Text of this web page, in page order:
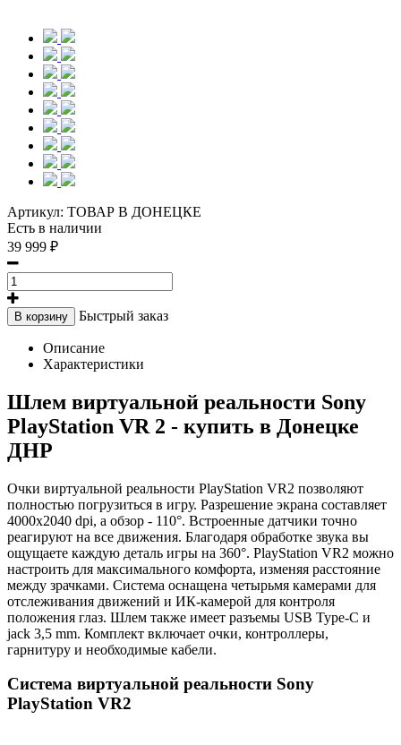
Артикул: ТОВАР В ДОНЕЦКЕ
Есть в наличии
39 999 ₽
В корзину Быстрый заказ
Описание
Характеристики
Шлем виртуальной реальности Sony
PlayStation VR 2 - купить в Донецке
ДНР
Очки виртуальной реальности PlayStation VR2 позволяют
полностью погрузиться в игру. Разрешение экрана составляет
4000x2040 dpi, а обзор - 110°. Встроенные датчики точно
реагируют на все движения. Благодаря обработке звука вы
ощущаете каждую деталь игры на 360°. PlayStation VR2 можно
настроить для максимального комфорта, изменяя расстояние
между зрачками. Система оснащена четырьмя камерами для
отслеживания движений и ИК-камерой для контроля
положения глаз. Шлем также имеет разъемы USB Type-C и
jack 3,5 mm. Комплект включает очки, контроллеры,
гарнитуру и необходимые кабели.
Система виртуальной реальности Sony
PlayStation VR2